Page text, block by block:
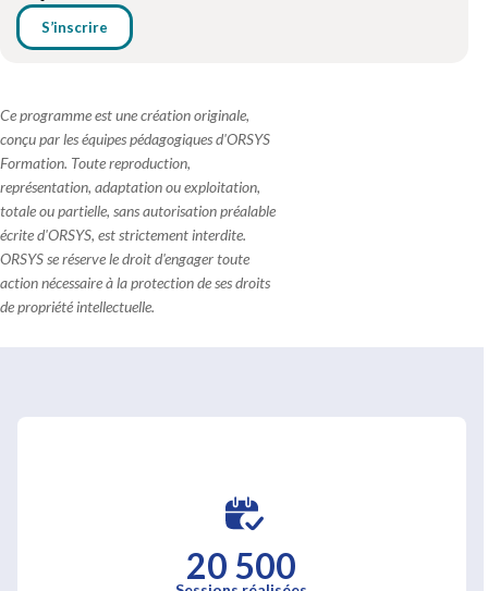
S’inscrire
Ce programme est une création originale,
conçu par les équipes pédagogiques d'ORSYS
Formation. Toute reproduction,
représentation, adaptation ou exploitation,
totale ou partielle, sans autorisation préalable
écrite d'ORSYS, est strictement interdite.
ORSYS se réserve le droit d'engager toute
action nécessaire à la protection de ses droits
de propriété intellectuelle.
20 500